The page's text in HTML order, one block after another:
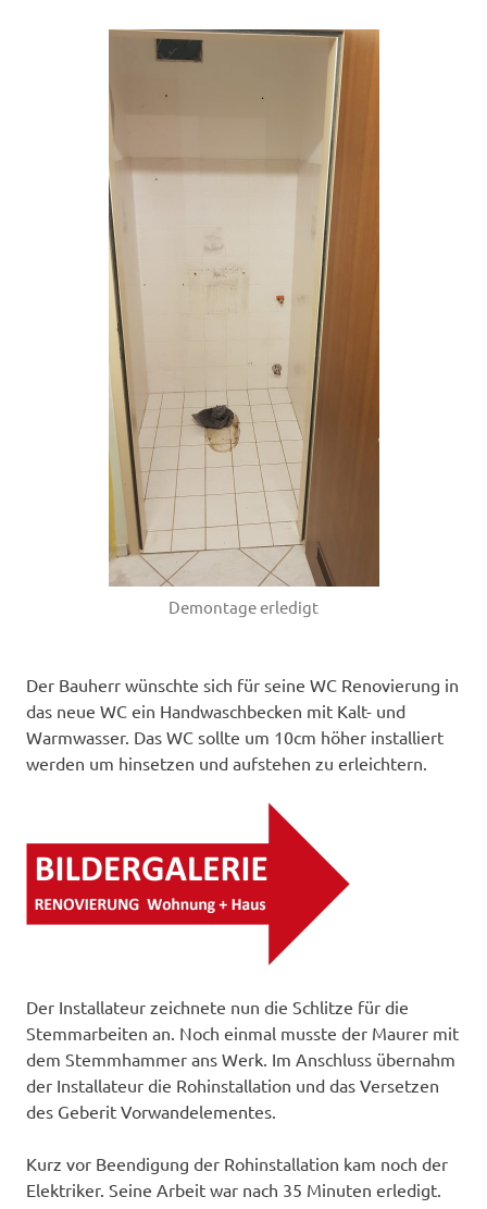
Demontage erledigt
Der Bauherr wünschte sich für seine WC Renovierung in
das neue WC ein Handwaschbecken mit Kalt- und
Warmwasser. Das WC sollte um 10cm höher installiert
werden um hinsetzen und aufstehen zu erleichtern.
Der Installateur zeichnete nun die Schlitze für die
Stemmarbeiten an. Noch einmal musste der Maurer mit
dem Stemmhammer ans Werk. Im Anschluss übernahm
der Installateur die Rohinstallation und das Versetzen
des Geberit Vorwandelementes.
Kurz vor Beendigung der Rohinstallation kam noch der
Elektriker. Seine Arbeit war nach 35 Minuten erledigt.